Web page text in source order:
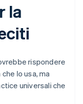
la
rispondere
lo usa, ma
universali che